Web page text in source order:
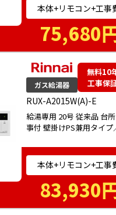
本体+リモコン+工事
75,680
ガス給湯器
無料10
工事保
RUX-A2015W(A)-E
給湯専用 20号 従来品 台
事付 壁掛けPS兼用タイ
本体+リモコン+工事
83,930